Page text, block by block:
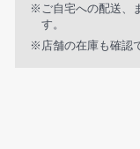
※ご自宅への配送、
す。
※店舗の在庫も確認